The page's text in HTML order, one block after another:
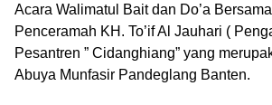
Acara Walimatul Bait dan Do’a
Penceramah KH. To’if Al Jauhari (
Pesantren ” Cidanghiang” yang
Abuya Munfasir Pandeglang Banten.